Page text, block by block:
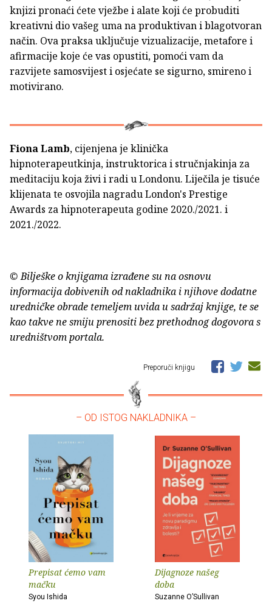
knjizi pronaći ćete vježbe i alate koji će probuditi
kreativni dio vašeg uma na produktivan i blagotvoran
način. Ova praksa uključuje vizualizacije, metafore i
afirmacije koje će vas opustiti, pomoći vam da
razvijete samosvijest i osjećate se sigurno, smireno i
motivirano.
Fiona Lamb, cijenjena je klinička
hipnoterapeutkinja, instruktorica i stručnjakinja za
meditaciju koja živi i radi u Londonu. Liječila je tisuće
klijenata te osvojila nagradu London's Prestige
Awards za hipnoterapeuta godine 2020./2021. i
2021./2022.
© Bilješke o knjigama izrađene su na osnovu
informacija dobivenih od nakladnika i njihove dodatne
uredničke obrade temeljem uvida u sadržaj knjige, te se
kao takve ne smiju prenositi bez prethodnog dogovora s
uredništvom portala.
Preporuči knjigu
– OD ISTOG NAKLADNIKA –
Prepisat ćemo vam
mačku
Syou Ishida
Dijagnoze našeg
doba
Suzanne O’Sullivan